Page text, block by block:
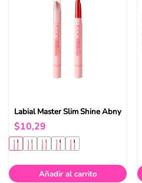
Labial Master Slim Shine Abny
$10,29
Añadir al carrito